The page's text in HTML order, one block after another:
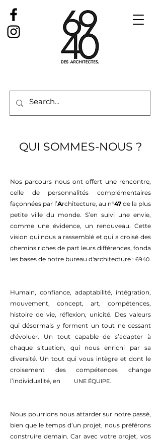
QUI SOMMES-NOUS ?
Nos parcours nous ont offert une rencontre,
celle de personnalités complémentaires
façonnées par l’Architecture, au n°47 de la plus
petite ville du monde. S’en suivi une envie,
comme une évidence, un renouveau. Cette
vision qui nous a rassemblé et qui a croisé des
chemins riches de part leurs différences, fonda
les bases de notre bureau d'architecture : 6940.
Humain, confiance, adaptabilité, intégration,
mouvement, concept, art, compétences,
histoire de vie, réflexion, unicité. Des valeurs
qui désormais y forment un tout ne cessant
d'évoluer. Un tout capable de s’adapter à
chaque situation, qui nous enrichi par sa
diversité. Un tout qui vous intègre et dont le
croisement des compétences change
l’individualité, en
UNE ÉQUIPE.
Nous pourrions nous attarder sur notre passé,
bien que le temps d’un projet, nous préférons
construire demain. Car avec votre projet, vos